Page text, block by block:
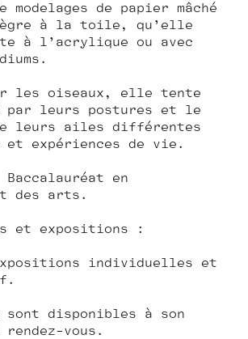
modelages de papier mâché
à la toile, qu’elle
à l’acrylique ou avec
les oiseaux, elle tente
par leurs postures et le
de leurs ailes différentes
et expériences de vie.
en
des arts.
et expositions :
individuelles et
sont disponibles à son
vous.